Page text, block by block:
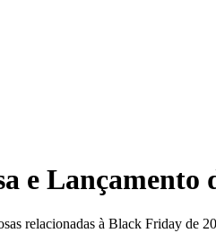
e Lançamento
relacionadas à Black Friday de